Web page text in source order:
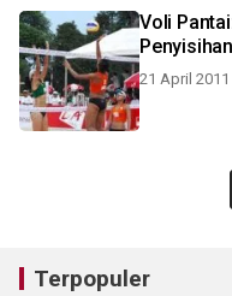
Voli
21 April 2011
Terpopuler